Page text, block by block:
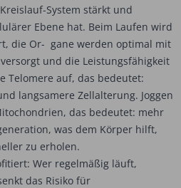
System stärkt und
Ebene hat. Beim Laufen wird
die Or- gane werden optimal mit
und die Leistungsfähigkeit
Telomere auf, das bedeutet:
langsamere Zellalterung. Joggen
das bedeutet: mehr
was dem Körper hilft,
zu erholen.
Wer regelmäßig läuft,
das Risiko für